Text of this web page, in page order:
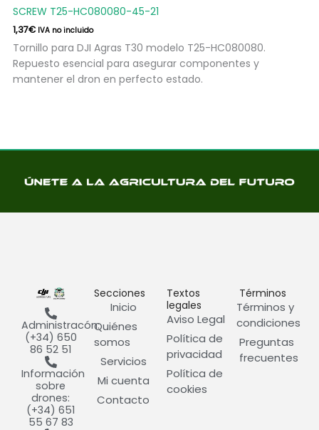
SCREW T25-HC080080-45-21
1,37€ IVA no incluido
Tornillo para DJI Agras T30 modelo T25-HC080080.
Repuesto esencial para asegurar componentes y
mantener el dron en perfecto estado.
Administracón:
(+34) 650
86 52 51
Información
sobre
drones:
(+34) 651
55 67 83
Secciones
Inicio
Quiénes
somos
Servicios
Mi cuenta
Contacto
Textos
legales
Aviso Legal
Política de
privacidad
Política de
cookies
Términos
Términos y
condiciones
Preguntas
frecuentes